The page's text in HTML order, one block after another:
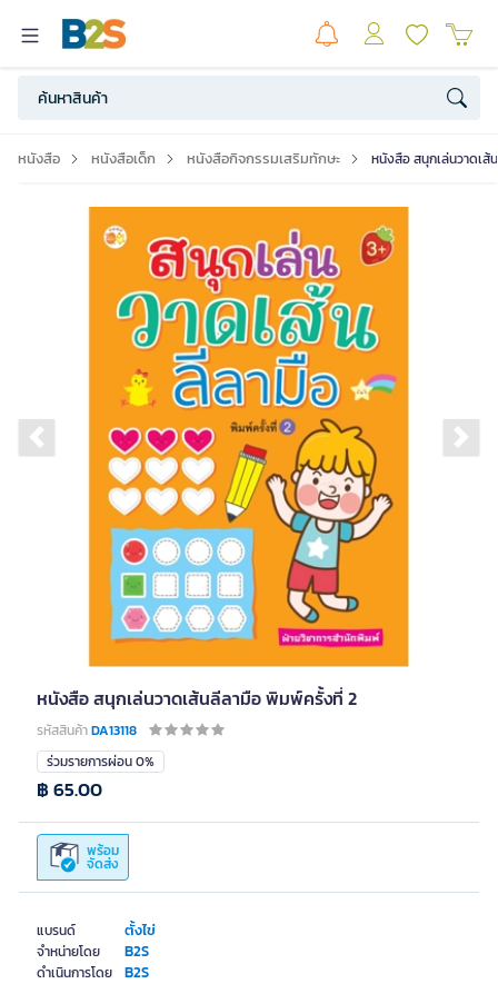
หนังสือ หนังสือเด็ก หนังสือกิจกรรมเสริมทักษะ หนังสือ สนุกเล่นวาดเ
Previous slide
หนังสือ สนุกเล่นวาดเส้นลีลามือ พิมพ์ครั้งที่ 2
รหัสสินค้าDA13118
แบรนด์ ตั้งไข่
จำหน่ายโดย B2S
ดำเนินการโดย B2S
ร่วมรายการผ่อน 0%
พร้อม
จัดส่ง
฿ 65.00